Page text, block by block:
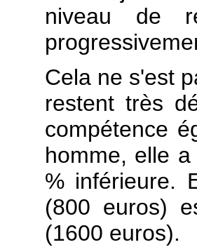
niveau de
Cela ne s'est
restent très
compétence
homme, elle
% inférieure.
(800 euros)
(1600 euros).